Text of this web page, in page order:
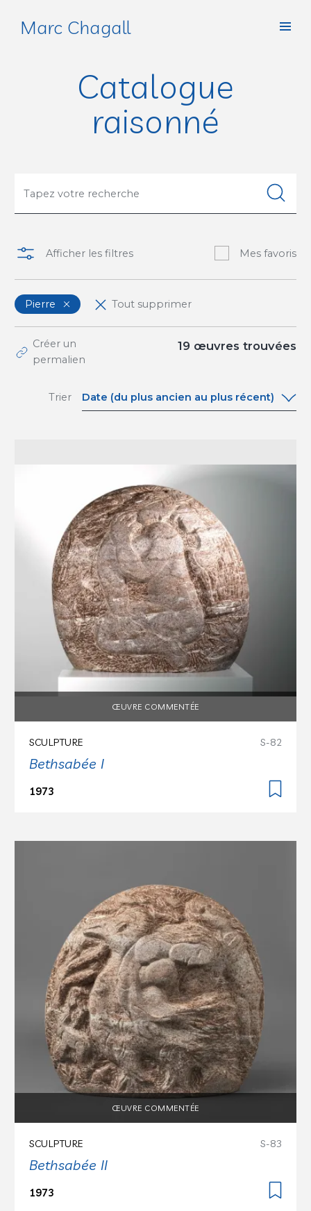
Marc Chagall
Catalogue
raisonné
Afficher les filtres Mes favoris
Pierre Tout supprimer
Créer un
permalien
19 œuvres trouvées
Trier Date (du plus ancien au plus récent)
Z-A
Pertinence
ŒUVRE COMMENTÉE
SCULPTURE S-82
Bethsabée I
1973
ŒUVRE COMMENTÉE
SCULPTURE S-83
Bethsabée II
1973